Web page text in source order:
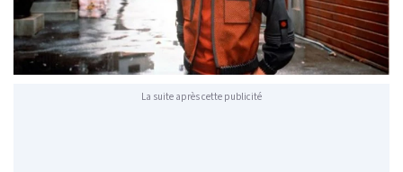
La suite après cette publicité